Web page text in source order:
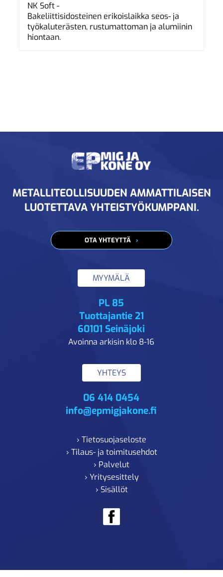
NK Soft -
Bakeliittisidosteinen erikoislaikka seos- ja
työkaluterästen, rustumattoman ja alumiinin
hiontaan.
METALLITEOLLISUUDEN AMMATTILAISEN
LUOTETTAVA YHTEISTYÖKUMPPANI.
OTA YHTEYTTÄ
MYYMÄLÄ
PL 85
Tuottajantie 21
60101 Seinäjoki
Avoinna arkisin klo 8-16
YHTEYS
06 414 0454
info@epmigjakone.fi
› Tietosuojaseloste
› Tilaus- ja toimitusehdot
› Palvelut
› Yritysesittely
› Sisällöt